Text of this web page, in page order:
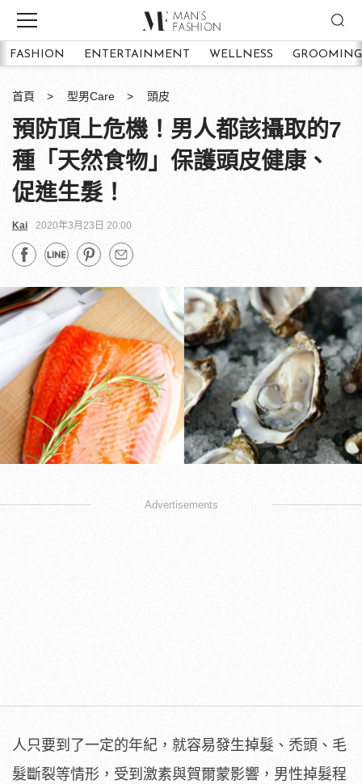
FASHION ENTERTAINMENT WELLNESS GROOMING
首頁 型男Care 頭皮
預防頂上危機！男人都該攝取的7
種「天然食物」保護頭皮健康、
促進生髮！
Kai 2020年3月23日 20:00
Advertisements
人只要到了一定的年紀，就容易發生掉髮、禿頭、毛
髮斷裂等情形，受到激素與賀爾蒙影響，男性掉髮程